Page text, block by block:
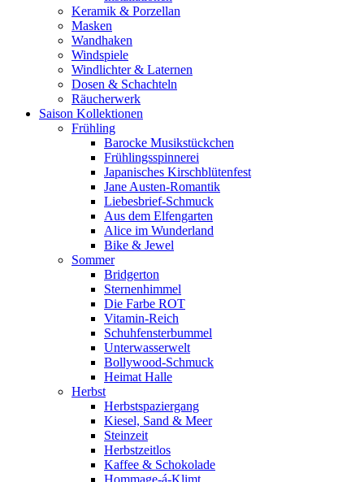
Keramik & Porzellan
Masken
Wandhaken
Windspiele
Windlichter & Laternen
Dosen & Schachteln
Räucherwerk
Saison Kollektionen
Frühling
Barocke Musikstückchen
Frühlingsspinnerei
Japanisches Kirschblütenfest
Jane Austen-Romantik
Liebesbrief-Schmuck
Aus dem Elfengarten
Alice im Wunderland
Bike & Jewel
Sommer
Bridgerton
Sternenhimmel
Die Farbe ROT
Vitamin-Reich
Schuhfensterbummel
Unterwasserwelt
Bollywood-Schmuck
Heimat Halle
Herbst
Herbstspaziergang
Kiesel, Sand & Meer
Steinzeit
Herbstzeitlos
Kaffee & Schokolade
Hommage-á-Klimt